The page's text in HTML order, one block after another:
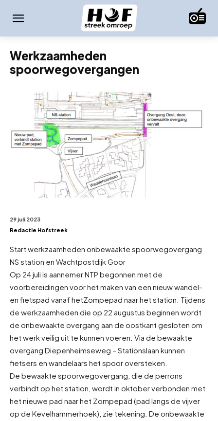
Werkzaamheden
spoorwegovergangen
29 juli 2023
Redactie Hofstreek
Start werkzaamheden onbewaakte spoorwegovergang
NS station en Wachtpostdijk Goor
Op 24 juli is aannemer NTP begonnen met de
voorbereidingen voor het maken van een nieuw wandel-
en fietspad vanaf hetZompepad naar het station. Tijdens
de werkzaamheden die op 22 augustus beginnen wordt
de onbewaakte overgang aan de oostkant gesloten om
het werk veilig uit te kunnen voeren. Via de bewaakte
overgang Diepenheimseweg – Stationslaan kunnen
fietsers en wandelaars het spoor oversteken.
De bewaakte spoorwegovergang, die de perrons
verbindt op het station, wordt in oktober verbonden met
het nieuwe pad naar het Zompepad (pad langs de vijver
op de Kevelhammerhoek), zie tekening. De onbewaakte